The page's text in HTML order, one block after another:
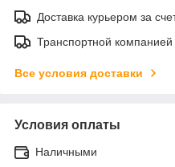
Доставка курьером за
Транспортной компанией
Все условия доставки
Условия оплаты
Наличными